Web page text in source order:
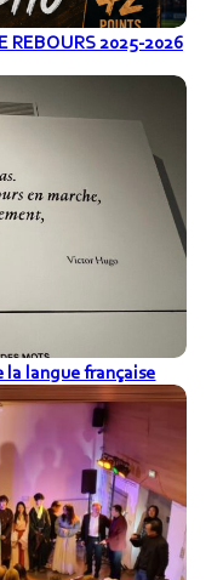
REBOURS 2025-2026
langue française